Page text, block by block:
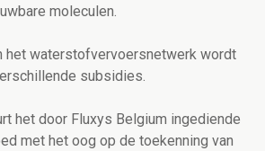
moleculen.
het waterstofvervoersnetwerk wordt
subsidies.
het door Fluxys Belgium ingediende
met het oog op de toekenning van